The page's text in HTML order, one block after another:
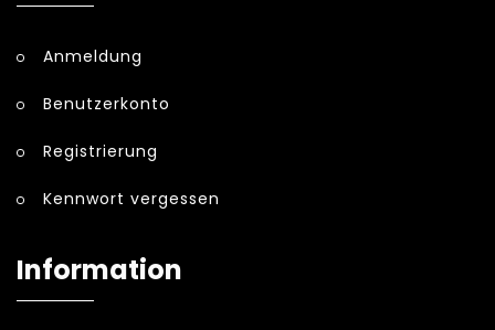
Anmeldung
Benutzerkonto
Registrierung
Kennwort vergessen
Information